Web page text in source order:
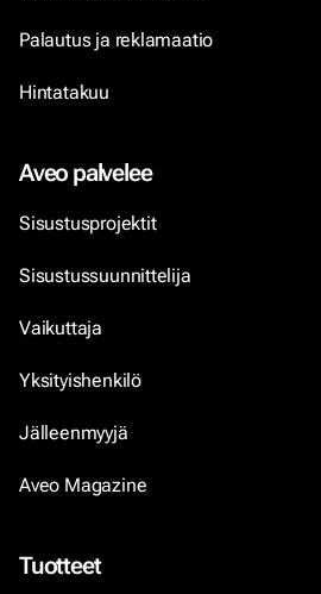
Palautus ja reklamaatio
Hintatakuu
Aveo palvelee
Sisustusprojektit
Sisustussuunnittelija
Vaikuttaja
Yksityishenkilö
Jälleenmyyjä
Aveo Magazine
Tuotteet